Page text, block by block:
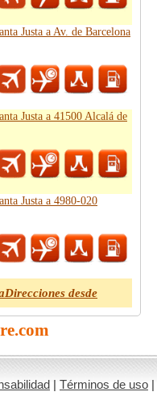
Justa a Av. de Barcelona
Justa a 41500 Alcalá de
Justa a 4980-020
desde
| Términos de uso |